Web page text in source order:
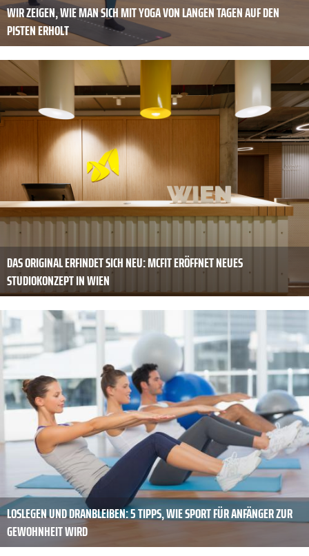
WIR ZEIGEN, WIE MAN SICH MIT YOGA VON LANGEN TAGEN AUF DEN
PISTEN ERHOLT
DAS ORIGINAL ERFINDET SICH NEU: MCFIT ERÖFFNET NEUES
STUDIOKONZEPT IN WIEN
LOSLEGEN UND DRANBLEIBEN: 5 TIPPS, WIE SPORT FÜR ANFÄNGER ZUR
GEWOHNHEIT WIRD